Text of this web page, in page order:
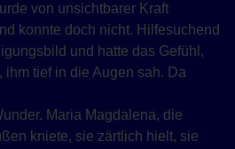
von unsichtbarer Kraft
konnte doch nicht. Hilfesuchend
und hatte das Gefühl,
tief in die Augen sah. Da
Maria Magdalena, die
kniete, sie zärtlich hielt, sie